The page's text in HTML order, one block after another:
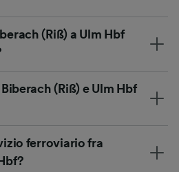
(Riß) a Ulm Hbf
(Riß) e Ulm Hbf
ferroviario fra